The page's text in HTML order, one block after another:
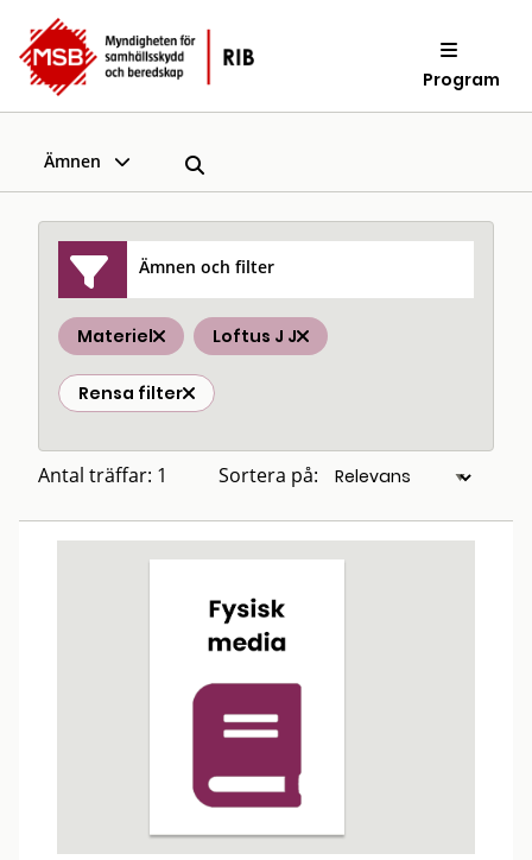
Program
Ämnen
Ämnen och filter
Materiel Loftus J J
Rensa filter
Antal träffar: 1 Sortera på: